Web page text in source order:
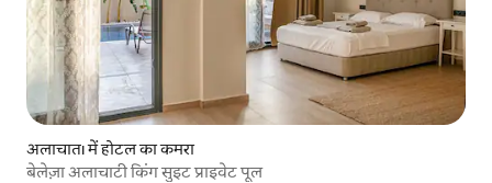
अलाचातı में होटल का कमरा
बेलेज़ा अलाचाटी किंग सुइट प्राइवेट पूल